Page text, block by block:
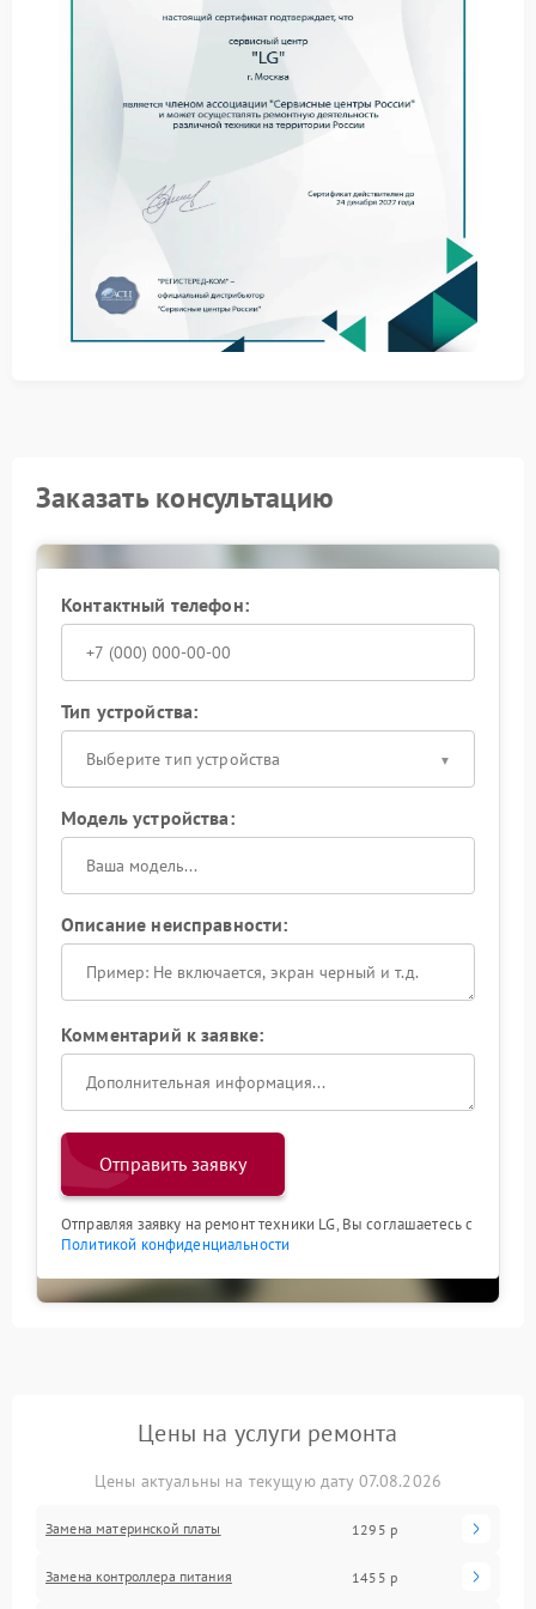
При обращении в сервисный центр LG вы
точную диагностику за короткий срок;
использование оригинальных запчастей при
Не пытайтесь разбирать ноут самостоятельно — это
может усугубить ситуацию и лишить вас права на
доверять только квалифицированным мастерам,
знакомым со спецификой устройств бренда.
Обратитесь в сервис LG, чтобы оперативно
Заказать консультацию
Контактный телефон:
Тип устройства:
Выберите тип устройства
Модель устройства:
Описание неисправности:
Комментарий к заявке:
Отправить заявку
Отправляя заявку на ремонт техники LG, Вы соглашаетесь с
Политикой конфиденциальности
Цены на услуги ремонта
Цены актуальны на текущую дату 07.08.2026
Замена материнской платы 1295 р
Замена контроллера питания 1455 р